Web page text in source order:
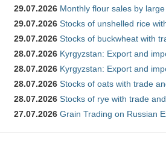
29.07.2026 Monthly flour sales by
29.07.2026 Stocks of unshelled rice
29.07.2026 Stocks of buckwheat with
28.07.2026 Kyrgyzstan: Export and
28.07.2026 Kyrgyzstan: Export and
28.07.2026 Stocks of oats with trade
28.07.2026 Stocks of rye with trade
27.07.2026 Grain Trading on Russian